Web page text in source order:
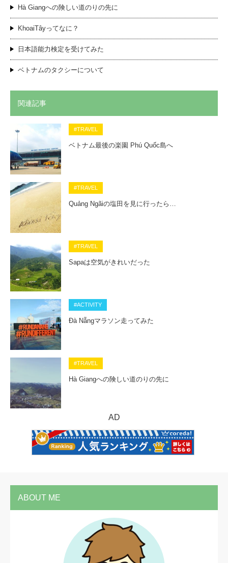
Hà Giangへの険しい道のりの先に
KhoaiTâyってなに？
日本語能力検定を受けてみた
ベトナムのタクシーについて
関連記事
#TRAVEL
ベトナム最後の楽園 Phú Quốc島へ
#TRAVEL
Quảng Ngãiの塩田を見に行ったら…
#TRAVEL
Sapaは空気がきれいだった
#ACTIVITY
Đà Nẵngマラソン走ってみた
#TRAVEL
Hà Giangへの険しい道のりの先に
AD
ABOUT ME